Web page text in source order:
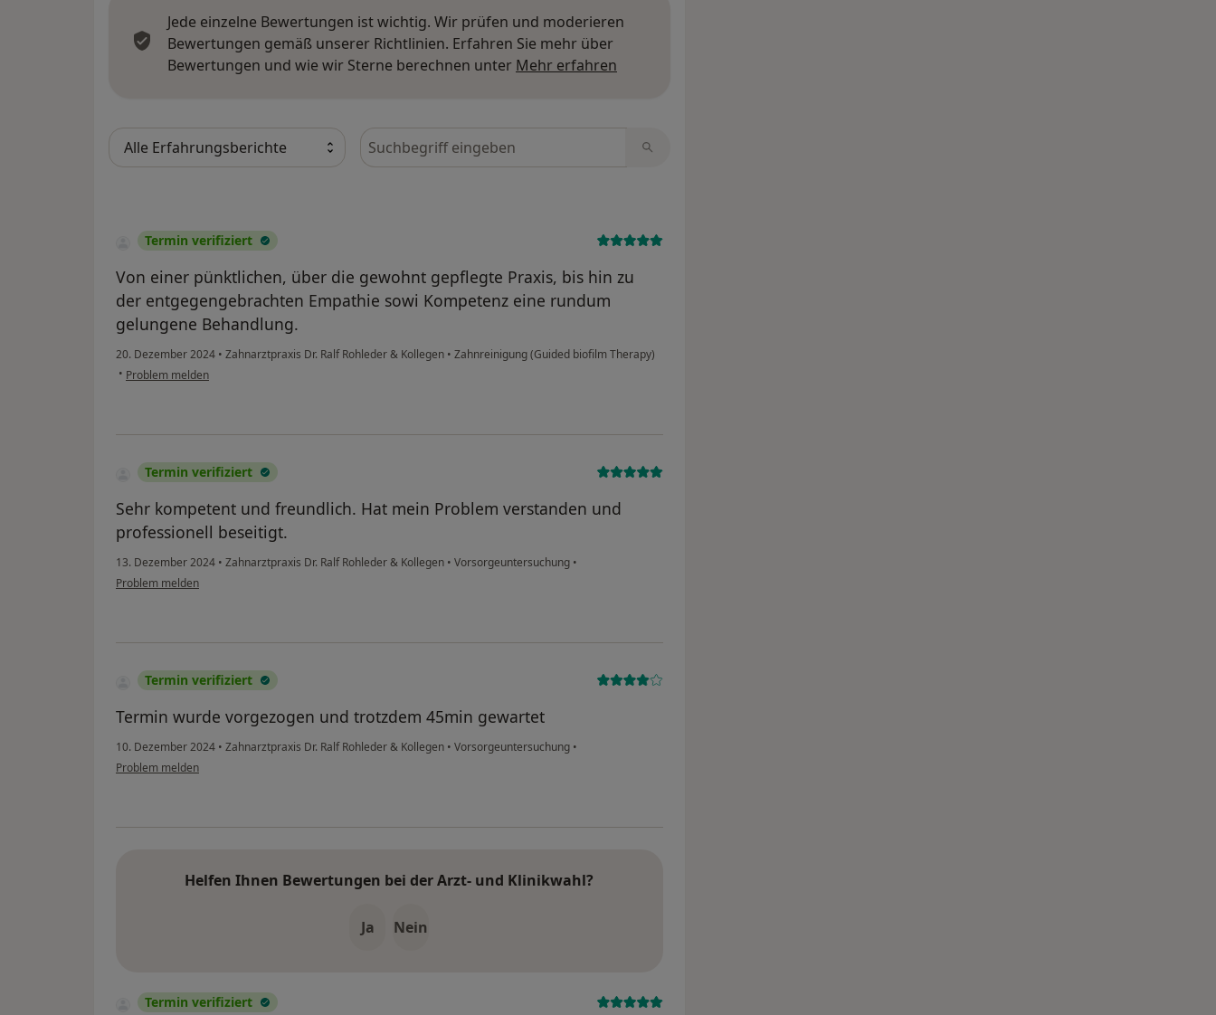
Jede einzelne Bewertungen ist wichtig. Wir prüfen und moderieren
Bewertungen gemäß unserer Richtlinien. Erfahren Sie mehr über
Bewertungen und wie wir Sterne berechnen unter Mehr erfahren
Bewertungen durchsuchen
Termin verifiziert
Von einer pünktlichen, über die gewohnt gepflegte Praxis, bis hin zu
der entgegengebrachten Empathie sowi Kompetenz eine rundum
gelungene Behandlung.
20. Dezember 2024 • Zahnarztpraxis Dr. Ralf Rohleder & Kollegen • Zahnreinigung (Guided biofilm Therapy)
• Problem melden
Termin verifiziert
Sehr kompetent und freundlich. Hat mein Problem verstanden und
professionell beseitigt.
13. Dezember 2024 • Zahnarztpraxis Dr. Ralf Rohleder & Kollegen • Vorsorgeuntersuchung •
Problem melden
Termin verifiziert
Termin wurde vorgezogen und trotzdem 45min gewartet
10. Dezember 2024 • Zahnarztpraxis Dr. Ralf Rohleder & Kollegen • Vorsorgeuntersuchung •
Problem melden
Helfen Ihnen Bewertungen bei der Arzt- und Klinikwahl?
Ja Nein
Termin verifiziert